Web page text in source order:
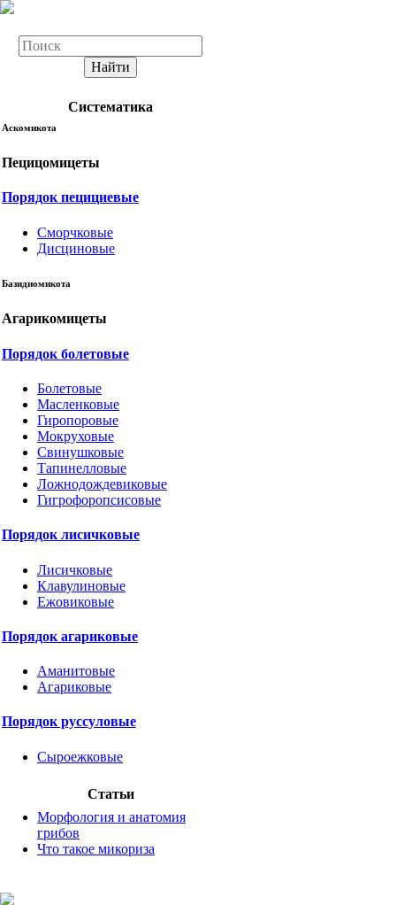
Найти
Систематика
Аскомикота
Пецицомицеты
Порядок пецициевые
Сморчковые
Дисциновые
Базидиомикота
Агарикомицеты
Порядок болетовые
Болетовые
Масленковые
Гиропоровые
Мокруховые
Свинушковые
Тапинелловые
Ложнодождевиковые
Гигрофоропсисовые
Порядок лисичковые
Лисичковые
Клавулиновые
Ежовиковые
Порядок агариковые
Аманитовые
Агариковые
Порядок руссуловые
Сыроежковые
Статьи
Морфология и анатомия
грибов
Что такое микориза